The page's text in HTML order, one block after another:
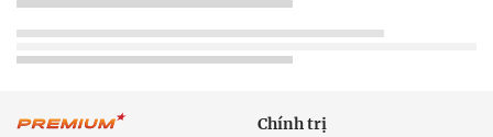
Chính trị